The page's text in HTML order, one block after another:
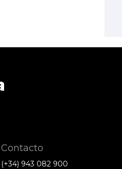
Contacto
(+34) 943 082 900